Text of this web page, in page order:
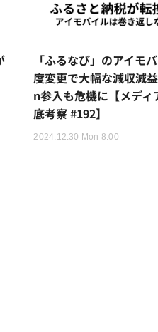
「ふるなび」のアイモ
度変更で大幅な減収減
n参入も危機に【メディ
底考察 #192】
2024.12.30 Mon 8:00